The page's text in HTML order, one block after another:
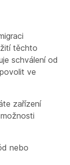
těchto
schválení od
ve
zařízení
nebo